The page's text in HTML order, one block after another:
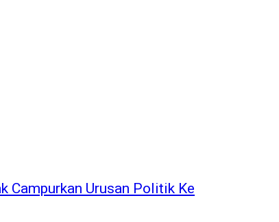
Campurkan Urusan Politik Ke